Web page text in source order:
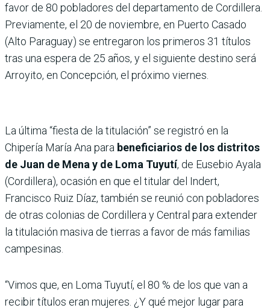
favor de 80 pobladores del departamento de Cordillera.
Previamente, el 20 de noviembre, en Puerto Casado
(Alto Paraguay) se entregaron los primeros 31 títulos
tras una espera de 25 años, y el siguiente destino será
Arroyito, en Concepción, el próximo viernes.
La última “fiesta de la titulación” se registró en la
Chipería María Ana para beneficiarios de los distritos
de Juan de Mena y de Loma Tuyutí, de Eusebio Ayala
(Cordillera), ocasión en que el titular del Indert,
Francisco Ruiz Díaz, también se reunió con pobladores
de otras colonias de Cordillera y Central para extender
la titulación masiva de tierras a favor de más familias
campesinas.
“Vimos que, en Loma Tuyutí, el 80 % de los que van a
recibir títulos eran mujeres. ¿Y qué mejor lugar para